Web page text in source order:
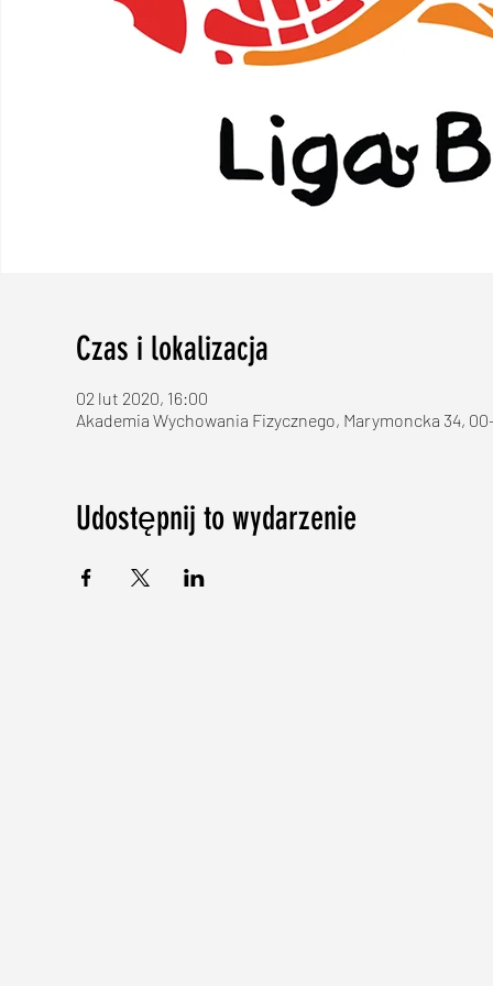
Czas i lokalizacja
02 lut 2020, 16:00
Akademia Wychowania Fizycznego, Marymoncka 34,
Udostępnij to wydarzenie